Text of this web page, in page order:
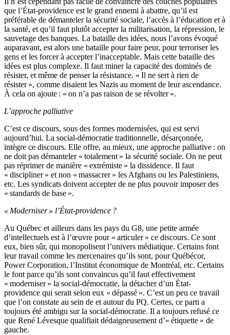
que l’État-providence est le grand ennemi à abattre, qu’il est
préférable de démanteler la sécurité sociale, l’accès à l’éducation et à
la santé, et qu’il faut plutôt accepter la militarisation, la répression, le
sauvetage des banques. La bataille des idées, nous l’avons évoqué
auparavant, est alors une bataille pour faire peur, pour terroriser les
gens et les forcer à accepter l’inacceptable. Mais cette bataille des
idées est plus complexe. Il faut miner la capacité des dominés de
résister, et même de penser la résistance. « Il ne sert à rien de
résister », comme disaient les Nazis au moment de leur ascendance.
À cela on ajoute : « on n’a pas raison de se révolter ».
L’approche palliative
C’est ce discours, sous des formes modernisées, qui est servi
aujourd’hui. La social-démocratie traditionnelle, désarçonnée,
intègre ce discours. Elle offre, au mieux, une approche palliative : on
ne doit pas démanteler « totalement » la sécurité sociale. On ne peut
pas réprimer de manière « extrémiste » la dissidence. Il faut
« discipliner » et non « massacrer » les Afghans ou les Palestiniens,
etc. Les syndicats doivent accepter de ne plus pouvoir imposer des
« standards de base ».
« Moderniser » l’État-providence ?
Au Québec et ailleurs dans les pays du G8, une petite armée
d’intellectuels est à l’œuvre pour « articuler » ce discours. Ce sont
eux, bien sûr, qui monopolisent l’univers médiatique. Certains font
leur travail comme les mercenaires qu’ils sont, pour Québécor,
Power Corporation, l’Institut économique de Montréal, etc. Certains
le font parce qu’ils sont convaincus qu’il faut effectivement
« moderniser » la social-démocratie, la détacher d’un État-
providence qui serait selon eux « dépassé ». C’est un peu ce travail
que l’on constate au sein de et autour du PQ. Certes, ce parti a
toujours été ambigu sur la social-démocratie. Il a toujours refusé ce
que René Lévesque qualifiait dédaigneusement d’« étiquette » de
gauche.